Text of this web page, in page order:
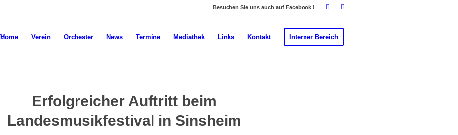
Besuchen Sie uns auch auf Facebook !
Home Verein Orchester News Termine Mediathek Links Kontakt Interner Bereich
Erfolgreicher Auftritt beim
Landesmusikfestival in Sinsheim